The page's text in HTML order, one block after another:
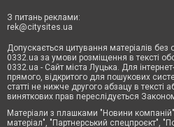
З питань реклами:
rek@citysites.ua
Допускається цитування матеріалів
0332.ua за умови розміщення в тексті
0332.ua - Сайт міста Луцька. Для
прямого, відкритого для пошукових
статті не нижче другого абзацу в
виняткових прав переслідується
Матеріали з плашками "Новини
матеріал", "Партнерський спецпроєкт",